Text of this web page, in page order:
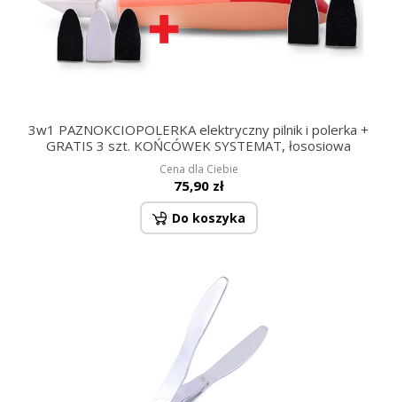
3w1 PAZNOKCIOPOLERKA elektryczny pilnik i polerka +
GRATIS 3 szt. KOŃCÓWEK SYSTEMAT, łososiowa
Cena dla Ciebie
75,90 zł
Do koszyka